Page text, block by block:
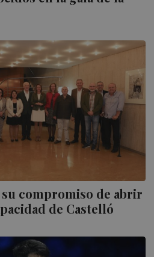
compromiso de abrir
de Castelló